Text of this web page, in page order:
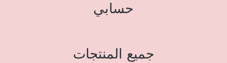
حسابي
جميع المنتجات